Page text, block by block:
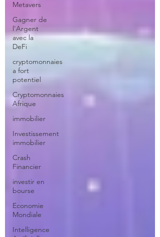
Metavers
Gagner de
l'Argent
avec la
DeFi
cryptomonnaies
a fort
potentiel
Cryptomonnaies
Afrique
immobilier
Investissement
immobilier
Crash
Financier
investir en
bourse
Economie
Mondiale
Intelligence